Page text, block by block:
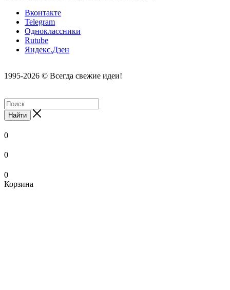
Вконтакте
Telegram
Одноклассники
Rutube
Яндекс.Дзен
1995-2026 © Всегда свежие идеи!
Найти
0
0
0
Корзина